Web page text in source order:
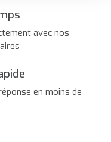
avec nos
en moins de